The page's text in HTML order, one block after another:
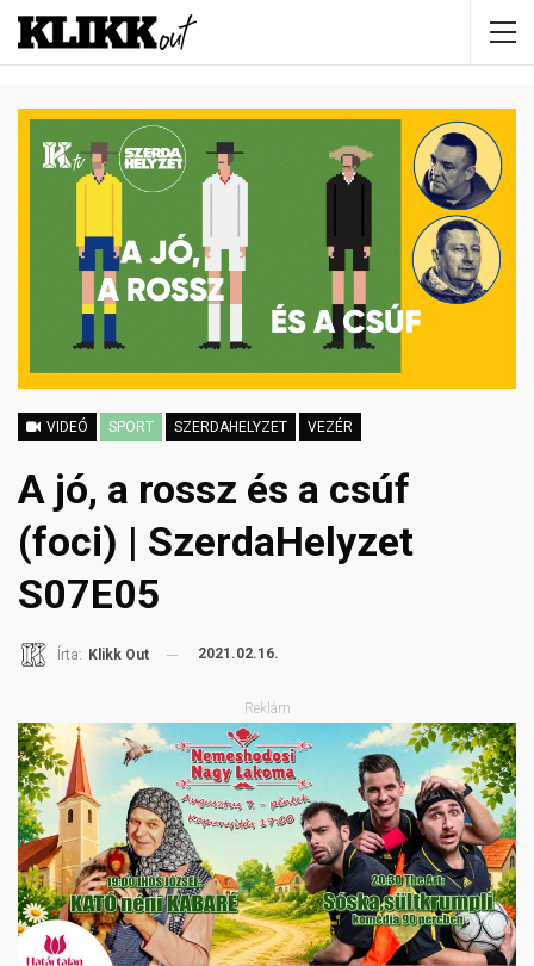
VIDEÓ SPORT SZERDAHELYZET VEZÉR
A jó, a rossz és a csúf
(foci) | SzerdaHelyzet
S07E05
Írta: Klikk Out 2021.02.16.
Reklám